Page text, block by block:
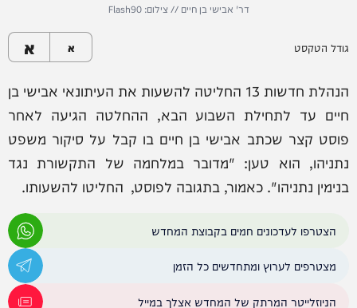
דר' אבישי בן חיים // צילום: Flash90
גודל הטקסט א א
הנהלת חדשות 13 החליטה להשעות את העיתונאי אבישי בן
חיים עד לתחילת השבוע הבא, ההחלטה הגיעה לאחר
פוסט קצר שכתב אבישי בן חיים בו קבל על סיקור משפט
נתניהו, הוא טען: "מדובר במלחמה של התקשורת נגד
בנימין נתניהו". כאמור, בתגובה לפוסט, החליטו להשעותו.
הצטרפו לעדכונים חמים בקבוצת המחדש
מצטרפים לערוץ ומתחדשים כל הזמן
הניוזלייטר המרתק של המחדש אצלך במייל